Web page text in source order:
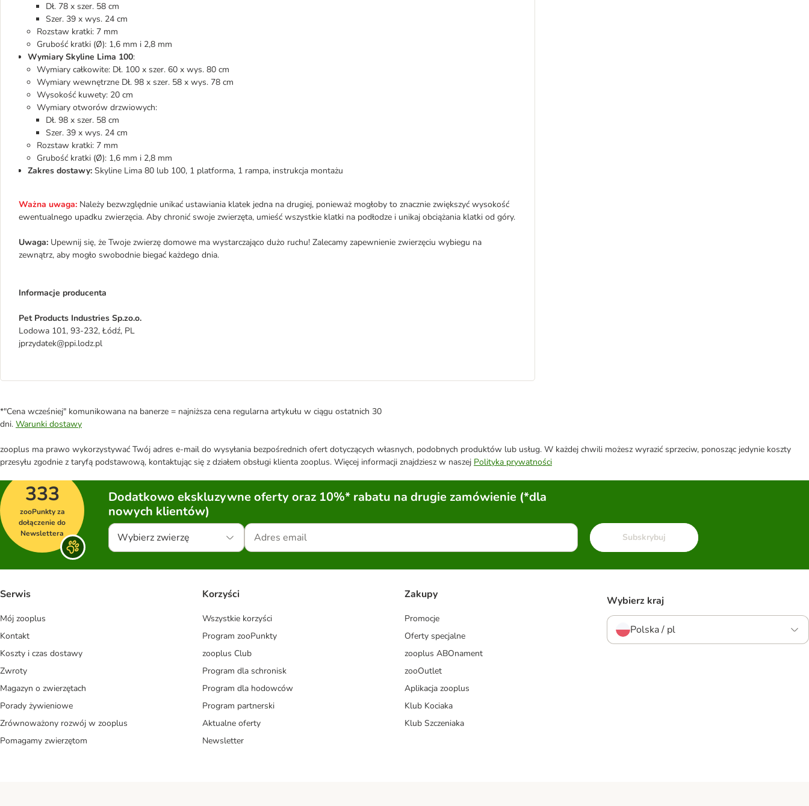
Dł. 78 x szer. 58 cm
Szer. 39 x wys. 24 cm
Rozstaw kratki: 7 mm
Grubość kratki (Ø): 1,6 mm i 2,8 mm
Wymiary Skyline Lima 100:
Wymiary całkowite: Dł. 100 x szer. 60 x wys. 80 cm
Wymiary wewnętrzne Dł. 98 x szer. 58 x wys. 78 cm
Wysokość kuwety: 20 cm
Wymiary otworów drzwiowych:
Dł. 98 x szer. 58 cm
Szer. 39 x wys. 24 cm
Rozstaw kratki: 7 mm
Grubość kratki (Ø): 1,6 mm i 2,8 mm
Zakres dostawy: Skyline Lima 80 lub 100, 1 platforma, 1 rampa, instrukcja montażu
Ważna uwaga: Należy bezwzględnie unikać ustawiania klatek jedna na drugiej, ponieważ mogłoby to znacznie zwiększyć wysokość
ewentualnego upadku zwierzęcia. Aby chronić swoje zwierzęta, umieść wszystkie klatki na podłodze i unikaj obciążania klatki od góry.
Uwaga: Upewnij się, że Twoje zwierzę domowe ma wystarczająco dużo ruchu! Zalecamy zapewnienie zwierzęciu wybiegu na
zewnątrz, aby mogło swobodnie biegać każdego dnia.
Informacje producenta
Pet Products Industries Sp.zo.o.
Lodowa 101, 93-232, Łódź, PL
jprzydatek@ppi.lodz.pl
*"Cena wcześniej" komunikowana na banerze = najniższa cena regularna artykułu w ciągu ostatnich 30
dni. Warunki dostawy
zooplus ma prawo wykorzystywać Twój adres e-mail do wysyłania bezpośrednich ofert dotyczących własnych, podobnych produktów lub usług. W każdej chwili możesz wyrazić sprzeciw, ponosząc jedynie koszty
przesyłu zgodnie z taryfą podstawową, kontaktując się z działem obsługi klienta zooplus. Więcej informacji znajdziesz w naszej Polityka prywatności
333
zooPunkty za
dołączenie do
Newslettera
Dodatkowo ekskluzywne oferty oraz 10%* rabatu na drugie zamówienie (*dla
nowych klientów)
Wybierz zwierzę Subskrybuj
Serwis
Mój zooplus
Kontakt
Koszty i czas dostawy
Zwroty
Magazyn o zwierzętach
Porady żywieniowe
Zrównoważony rozwój w zooplus
Pomagamy zwierzętom
Korzyści
Wszystkie korzyści
Program zooPunkty
zooplus Club
Program dla schronisk
Program dla hodowców
Program partnerski
Aktualne oferty
Newsletter
Zakupy
Promocje
Oferty specjalne
zooplus ABOnament
zooOutlet
Aplikacja zooplus
Klub Kociaka
Klub Szczeniaka
Wybierz kraj
Polska / pl